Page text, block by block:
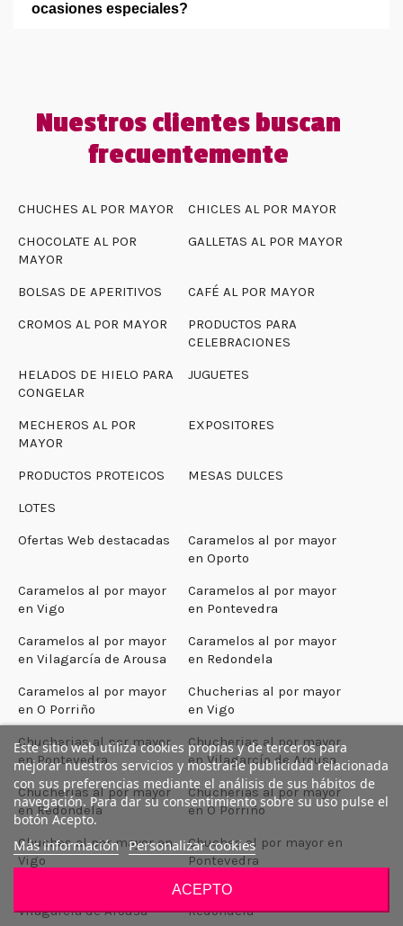
ocasiones especiales?
Nuestros clientes buscan
frecuentemente
CHUCHES AL POR MAYOR
CHICLES AL POR MAYOR
CHOCOLATE AL POR
MAYOR
GALLETAS AL POR MAYOR
BOLSAS DE APERITIVOS
CAFÉ AL POR MAYOR
CROMOS AL POR MAYOR
PRODUCTOS PARA
CELEBRACIONES
HELADOS DE HIELO PARA
CONGELAR
JUGUETES
MECHEROS AL POR
MAYOR
EXPOSITORES
PRODUCTOS PROTEICOS
MESAS DULCES
LOTES
Ofertas Web destacadas
Caramelos al por mayor
en Oporto
Caramelos al por mayor
en Vigo
Caramelos al por mayor
en Pontevedra
Caramelos al por mayor
en Vilagarcía de Arousa
Caramelos al por mayor
en Redondela
Caramelos al por mayor
en O Porriño
Chucherias al por mayor
en Vigo
Chucherias al por mayor
en Pontevedra
Chucherias al por mayor
en Vilagarcía de Arousa
Chucherias al por mayor
en Redondela
Chucherias al por mayor
en O Porriño
Chuches al por mayor en
Vigo
Chuches al por mayor en
Pontevedra
Chuches al por mayor en
Vilagarcía de Arousa
Chuches al por mayor en
Redondela
Este sitio web utiliza cookies propias y de terceros para
mejorar nuestros servicios y mostrarle publicidad relacionada
con sus preferencias mediante el análisis de sus hábitos de
navegación. Para dar su consentimiento sobre su uso pulse el
botón Acepto.
Más información Personalizar cookies
ACEPTO